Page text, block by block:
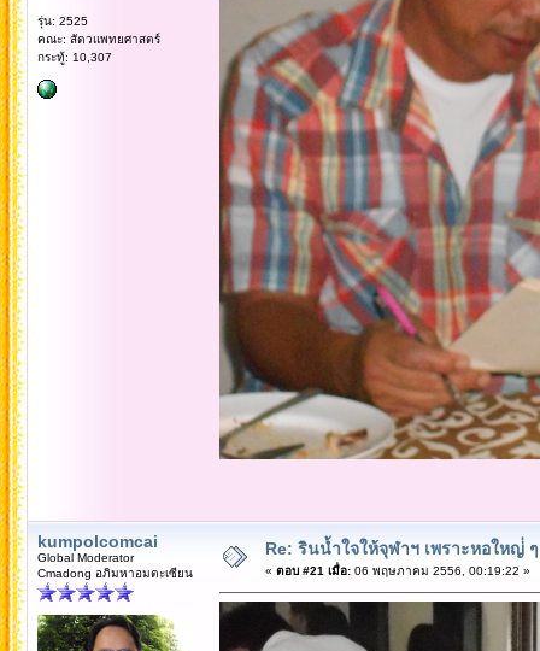
รุ่น: 2525
คณะ: สัตวแพทยศาสตร์
กระทู้: 10,307
kumpolcomcai
Global Moderator
Cmadong อภิมหาอมตะเซียน
Re: รินน้ำใจให้จุฬาฯ เพราะหอใหญ่่
« ตอบ #21 เมื่อ:06 พฤษภาคม 2556, 00:19:22 »